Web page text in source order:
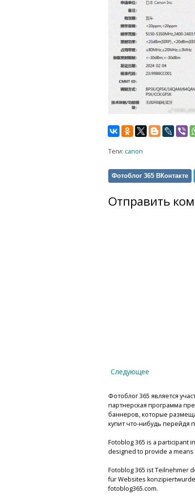
Теги: canon
Фотоблог 365 ВКонтакте
Отправить
Следующее
Фотоблог 365 является
партнерская программа
баннеров, которые
купит что-нибудь перейдя
Fotoblog 365 is a participant
designed to provide a
Fotoblog 365 ist Teilnehmer
für Websites
fotoblog365.com.